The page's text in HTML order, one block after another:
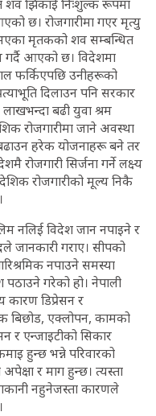
शव झिकाई निःशुल्क रूपमा
छ। रोजगारीमा गएर मृत्यु
मृतकको शव सम्बन्धित
गर्दै आएको छ। विदेशमा
फर्किएपछि उनीहरूको
दिलाउन पनि सरकार
बढी युवा श्रम
रोजगारीमा जाने अवस्था
बढाउन हरेक योजनाहरू बने तर
सिर्जना गर्ने लक्ष्य
रोजगारीको मूल्य निकै
नलिई विदेश जान नपाइने र
जानकारी गराए। सीपको
नपाउने समस्या
गरेको हो। नेपाली
कारण डिप्रेसन र
बिछोड, एक्लोपन, कामको
र एन्जाइटीको सिकार
हुन्छ भन्ने परिवारको
र माग हुन्छ। त्यस्ता
नहुनेजस्ता कारणले